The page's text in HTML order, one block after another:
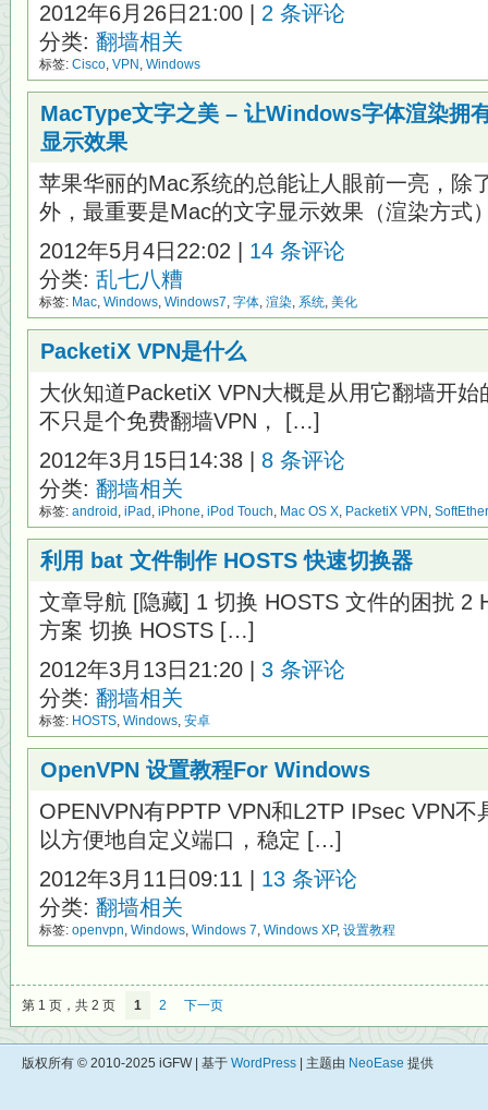
2012年6月26日21:00 | 2 条评论
分类: 翻墙相关
标签: Cisco, VPN , Windows
MacType文字之美 – 让Windows字体渲染拥
显示效果
苹果华丽的Mac系统的总能让人眼前一亮，除
外，最重要是Mac的文字显示效果（渲染方式
2012年5月4日22:02 | 14 条评论
分类: 乱七八糟
标签: Mac, Windows, Windows7, 字体, 渲染, 系统, 美化
PacketiX VPN是什么
大伙知道PacketiX VPN大概是从用它翻墙开
不只是个免费翻墙VPN， […]
2012年3月15日14:38 | 8 条评论
分类: 翻墙相关
标签: android , iPad , iPhone, iPod Touch, Mac OS X, PacketiX VPN , SoftEther
利用 bat 文件制作 HOSTS 快速切换器
文章导航 [隐藏] 1 切换 HOSTS 文件的困扰 2
方案 切换 HOSTS […]
2012年3月13日21:20 | 3 条评论
分类: 翻墙相关
标签: HOSTS, Windows, 安卓
OpenVPN 设置教程For Windows
OPENVPN有PPTP VPN和L2TP IPsec VPN
以方便地自定义端口，稳定 […]
2012年3月11日09:11 | 13 条评论
分类: 翻墙相关
标签: openvpn, Windows, Windows 7, Windows XP, 设置教程
第 1 页，共 2 页 1 2 下一页
版权所有 © 2010-2025 iGFW | 基于 WordPress | 主题由 NeoEase 提供